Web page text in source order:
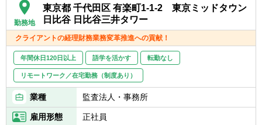
勤務地
東京都 千代田区 有楽町1-1-2 東京ミッドタウン
日比谷 日比谷三井タワー
クライアントの経理財務業務変革推進への貢献！
年間休日120日以上 語学を活かす 転勤なし
リモートワーク／在宅勤務（制度あり）
業種 監査法人・事務所
雇用形態 正社員